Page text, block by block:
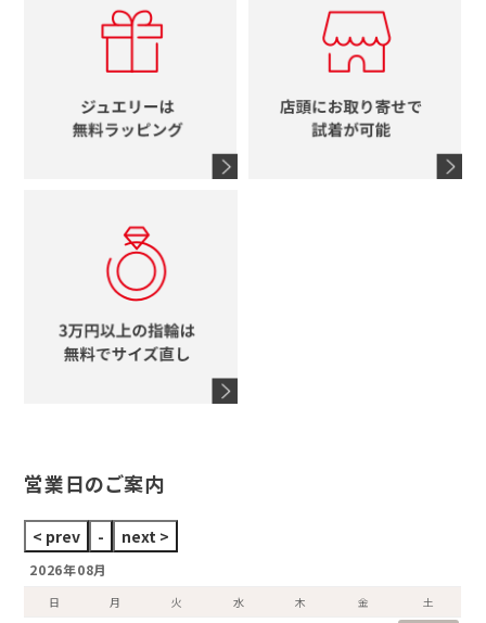
ブルガリ
グッチ
スタージュエリー
ウノアエレ
コーチ
ブランドアイテムをすべて見る
時計をすべて見る
ルイヴィトン
エルメス
シャネル
タグホイヤー
イニシャル
営業日のご案内
2026年08月
日 月 火 水 木 金
土